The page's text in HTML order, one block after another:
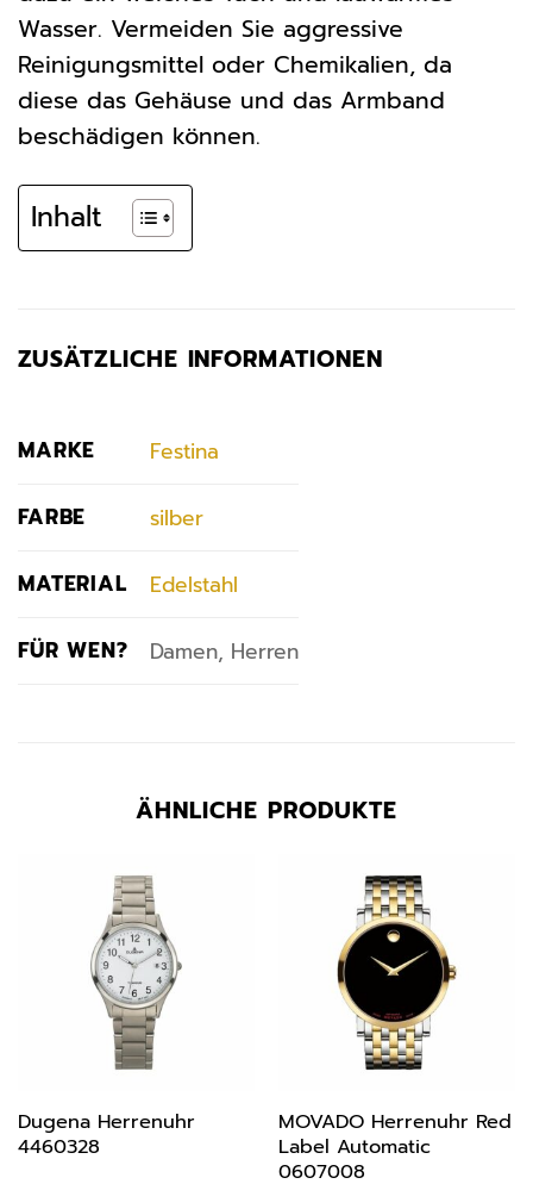
Wasser. Vermeiden Sie aggressive
Reinigungsmittel oder Chemikalien, da
diese das Gehäuse und das Armband
beschädigen können.
Inhalt
ZUSÄTZLICHE INFORMATIONEN
MARKE Festina
FARBE silber
MATERIAL Edelstahl
FÜR WEN? Damen, Herren
ÄHNLICHE PRODUKTE
Dugena Herrenuhr
4460328
MOVADO Herrenuhr Red
Label Automatic
0607008